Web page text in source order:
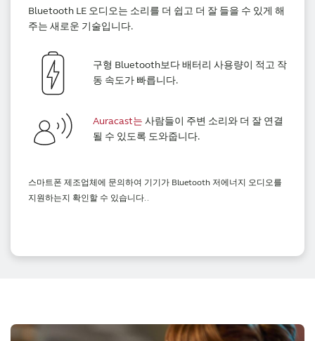
Bluetooth LE 오디오는 소리를 더 쉽고 더 잘 들을 수 있게 해
주는 새로운 기술입니다.
구형 Bluetooth보다 배터리 사용량이 적고 작
동 속도가 빠릅니다.
Auracast는 사람들이 주변 소리와 더 잘 연결
될 수 있도록 도와줍니다.
스마트폰 제조업체에 문의하여 기기가 Bluetooth 저에너지 오디오를
지원하는지 확인할 수 있습니다. .